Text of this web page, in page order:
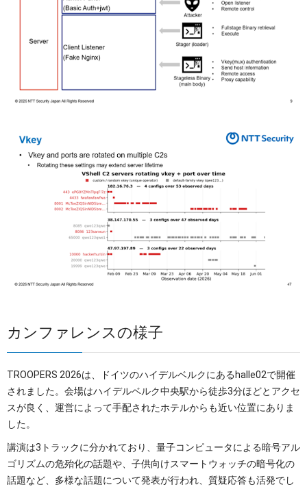
カンファレンスの様子
TROOPERS 2026は、ドイツのハイデルベルクにあるhalle02で開催
されました。会場はハイデルベルク中央駅から徒歩3分ほどとアクセ
スが良く、運営によって手配されたホテルからも近い位置にありま
した。
講演は3トラックに分かれており、量子コンピュータによる暗号アル
ゴリズムの危殆化の話題や、子供向けスマートウォッチの暗号化の
話題など、多様な話題について発表が行われ、質疑応答も活発でし